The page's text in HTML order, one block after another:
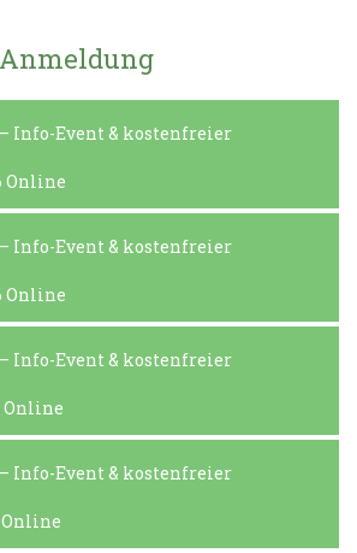
Info-Event & kostenfreier
Online
Info-Event & kostenfreier
Online
Info-Event & kostenfreier
Online
Info-Event & kostenfreier
Online